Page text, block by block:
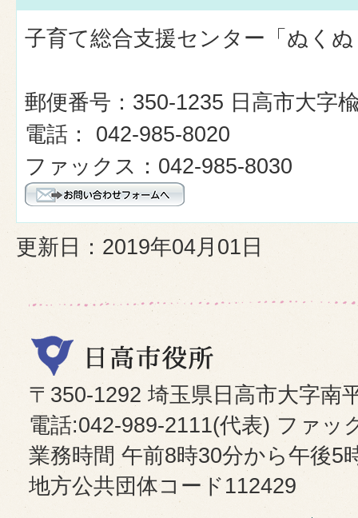
子育て総合支援センター「ぬく
郵便番号：350-1235 日高市大字
電話： 042-985-8020
ファックス：042-985-8030
更新日：2019年04月01日
〒350-1292 埼玉県日高市大字南
電話:042-989-2111(代表) ファッ
業務時間 午前8時30分から午後5
地方公共団体コード112429